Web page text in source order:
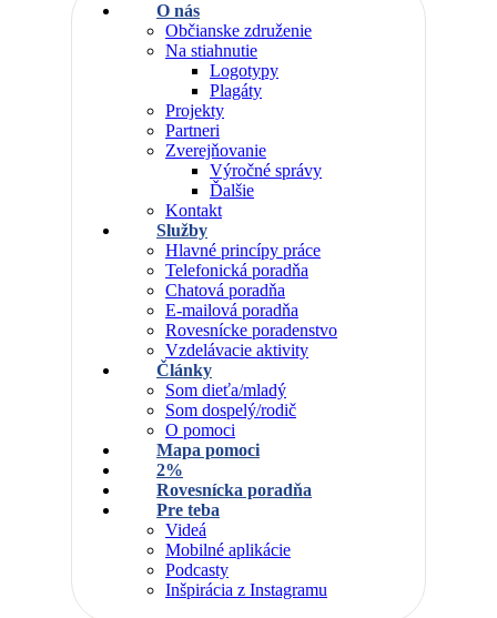
O nás
Občianske združenie
Na stiahnutie
Logotypy
Plagáty
Projekty
Partneri
Zverejňovanie
Výročné správy
Ďalšie
Kontakt
Služby
Hlavné princípy práce
Telefonická poradňa
Chatová poradňa
E-mailová poradňa
Rovesnícke poradenstvo
Vzdelávacie aktivity
Články
Som dieťa/mladý
Som dospelý/rodič
O pomoci
Mapa pomoci
2%
Rovesnícka poradňa
Pre teba
Videá
Mobilné aplikácie
Podcasty
Inšpirácia z Instagramu